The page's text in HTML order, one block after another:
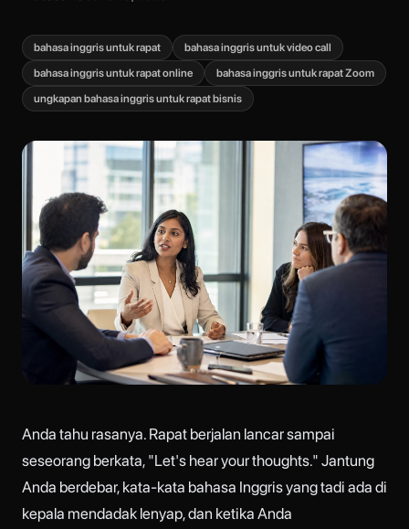
bahasa inggris untuk rapat
bahasa inggris untuk video call
bahasa inggris untuk rapat online
bahasa inggris untuk rapat Zoom
ungkapan bahasa inggris untuk rapat bisnis
Anda tahu rasanya. Rapat berjalan lancar sampai
seseorang berkata, "Let's hear your thoughts." Jantung
Anda berdebar, kata-kata bahasa Inggris yang tadi ada di
kepala mendadak lenyap, dan ketika Anda